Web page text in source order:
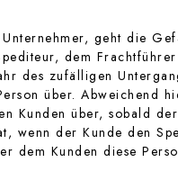
geht die
dem
des zufälligen
über. Abweichend
Kunden über, sobald
wenn der Kunde den
dem Kunden diese